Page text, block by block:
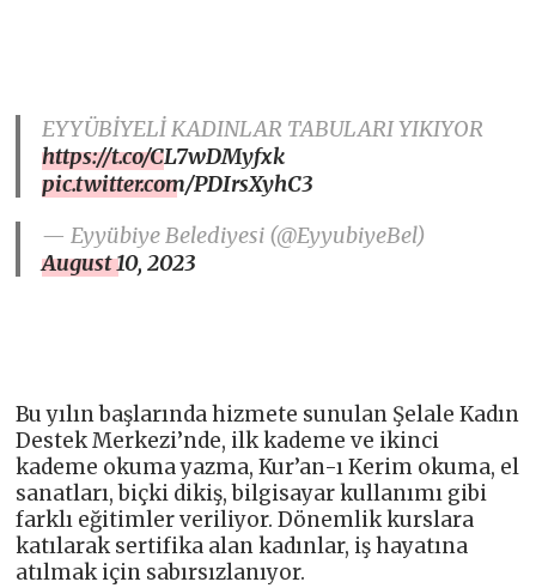
EYYÜBİYELİ KADINLAR TABULARI YIKIYOR
https://t.co/CL7wDMyfxk
pic.twitter.com/PDIrsXyhC3
— Eyyübiye Belediyesi (@EyyubiyeBel)
August 10, 2023
Bu yılın başlarında hizmete sunulan Şelale Kadın
Destek Merkezi’nde, ilk kademe ve ikinci
kademe okuma yazma, Kur’an-ı Kerim okuma, el
sanatları, biçki dikiş, bilgisayar kullanımı gibi
farklı eğitimler veriliyor. Dönemlik kurslara
katılarak sertifika alan kadınlar, iş hayatına
atılmak için sabırsızlanıyor.